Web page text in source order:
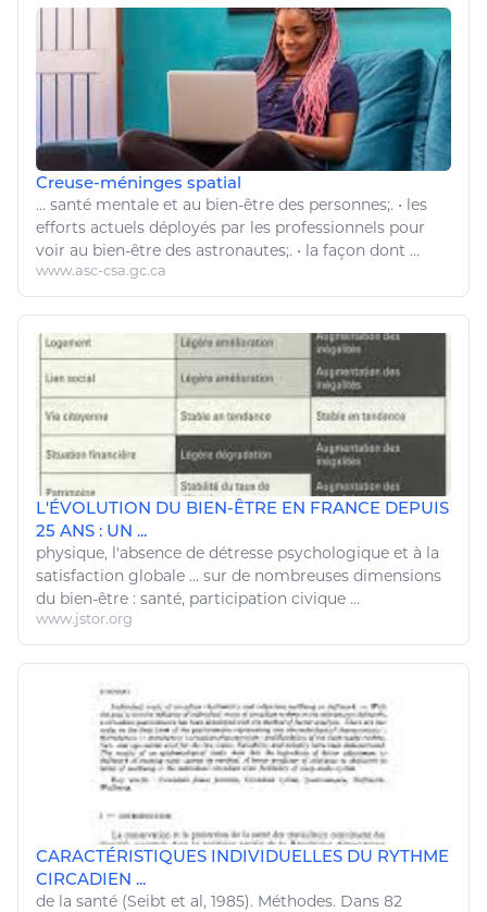
Creuse-méninges spatial
... santé mentale et au bien-être des personnes;. • les
efforts actuels déployés par les professionnels pour
voir au bien-être des astronautes;. • la façon dont ...
www.asc-csa.gc.ca
L'ÉVOLUTION DU BIEN-ÊTRE EN FRANCE DEPUIS
25 ANS : UN ...
physique, l'absence de détresse psychologique et à la
satisfaction globale ... sur de nombreuses dimensions
du bien-être : santé, participation civique ...
www.jstor.org
CARACTÉRISTIQUES INDIVIDUELLES DU RYTHME
CIRCADIEN ...
de la santé (Seibt et al, 1985). Méthodes. Dans 82